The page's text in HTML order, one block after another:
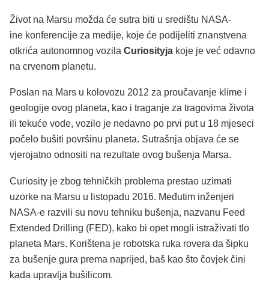
Život na Marsu možda će sutra biti u središtu NASA-
ine konferencije za medije, koje će podijeliti znanstvena
otkrića autonomnog vozila Curiosityja koje je već odavno
na crvenom planetu.
Poslan na Mars u kolovozu 2012 za proučavanje klime i
geologije ovog planeta, kao i traganje za tragovima života
ili tekuće vode, vozilo je nedavno po prvi put u 18 mjeseci
počelo bušiti površinu planeta. Sutrašnja objava će se
vjerojatno odnositi na rezultate ovog bušenja Marsa.
Curiosity je zbog tehničkih problema prestao uzimati
uzorke na Marsu u listopadu 2016. Međutim inženjeri
NASA-e razvili su novu tehniku ​​bušenja, nazvanu Feed
Extended Drilling (FED), kako bi opet mogli istraživati tlo
planeta Mars. Korištena je robotska ruka rovera da šipku
za bušenje gura prema naprijed, baš kao što čovjek čini
kada upravlja bušilicom.